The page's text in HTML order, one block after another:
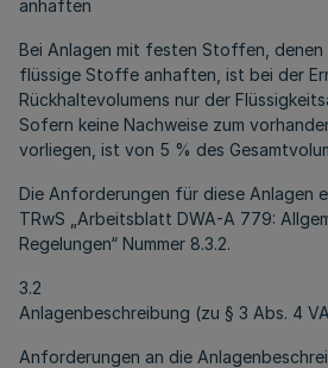
anhaften
Bei Anlagen mit festen Stoffen,
flüssige Stoffe anhaften, ist bei der
Rückhaltevolumens nur der
Sofern keine Nachweise zum
vorliegen, ist von 5 % des
Die Anforderungen für diese Anlagen
TRwS „Arbeitsblatt DWA-A 779:
Regelungen“ Nummer 8.3.2.
3.2
Anlagenbeschreibung (zu § 3 Abs. 4
Anforderungen an die